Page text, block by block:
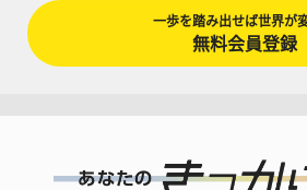
一歩を踏み出せば世界が
無料会員登録